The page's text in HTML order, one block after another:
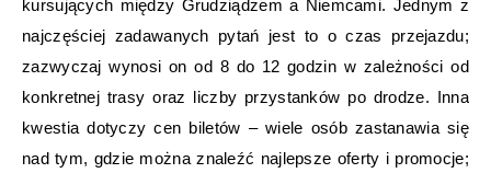
kursujących między Grudziądzem a Niemcami. Jednym z
najczęściej zadawanych pytań jest to o czas przejazdu;
zazwyczaj wynosi on od 8 do 12 godzin w zależności od
konkretnej trasy oraz liczby przystanków po drodze. Inna
kwestia dotyczy cen biletów – wiele osób zastanawia się
nad tym, gdzie można znaleźć najlepsze oferty i promocje;